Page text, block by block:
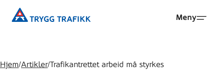
Trygg
Meny
Hjem/Artikler/Trafikantrettet arbeid må styrkes